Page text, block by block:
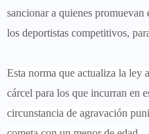
sancionar a quienes promuevan
los deportistas competitivos,
Esta norma que actualiza la ley
cárcel para los que incurran en
circunstancia de agravación